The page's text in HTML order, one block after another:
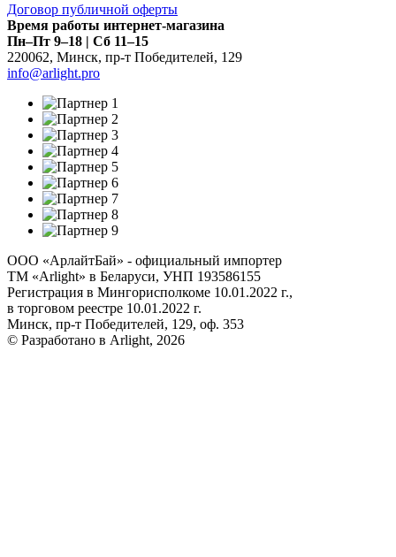
Договор публичной оферты
Время работы интернет-магазина
Пн–Пт 9–18 | Сб 11–15
220062, Минск, пр-т Победителей, 129
info@arlight.pro
ООО «АрлайтБай» - официальный импортер
ТМ «Arlight» в Беларуси, УНП 193586155
Регистрация в Мингорисполкоме 10.01.2022 г.,
в торговом реестре 10.01.2022 г.
Минск, пр-т Победителей, 129, оф. 353
© Разработано в Arlight, 2026